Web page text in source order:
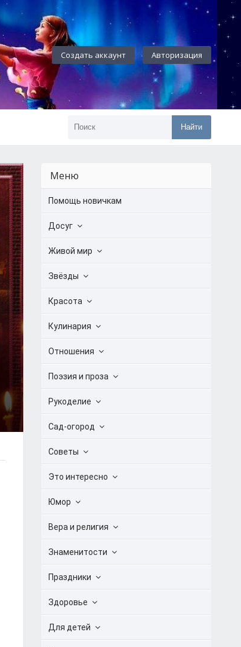
Создать аккаунт Авторизация
Найти
Меню
Помощь новичкам
Досуг
Живой мир
Звёзды
Красота
Кулинария
Отношения
Поэзия и проза
Рукоделие
Сад-огород
Советы
Это интересно
Юмор
Вера и религия
Знаменитости
Праздники
Здоровье
Для детей